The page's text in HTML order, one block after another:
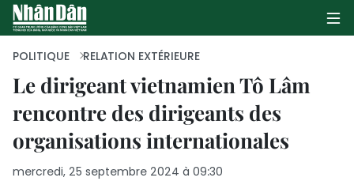
PAGE D'ACCUEIL
POLITIQUE
POLITIQUE RELATION EXTÉRIEURE
Le dirigeant vietnamien Tô Lâm
rencontre des dirigeants des
organisations internationales
mercredi, 25 septembre 2024 à 09:30